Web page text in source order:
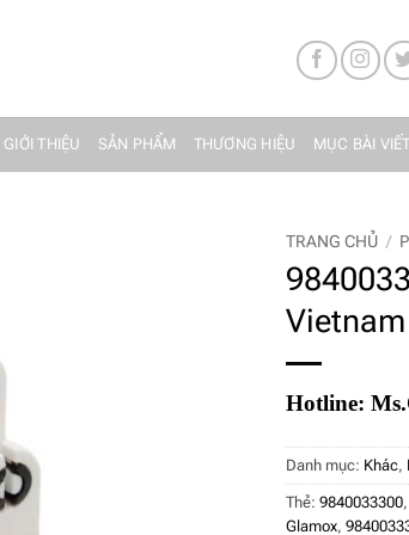
GIỚI THIỆU SẢN PHẨM THƯƠNG HIỆU MỤC BÀI
TRANG CHỦ /
Vietnam
Hotline:
Danh mục: Khác,
Thẻ: 9840033300,
Glamox,